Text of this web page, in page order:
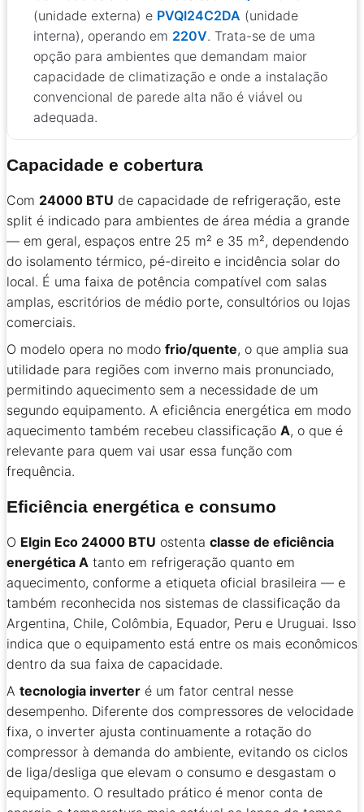
(unidade externa) e PVQI24C2DA (unidade
interna), operando em 220V. Trata-se de uma
opção para ambientes que demandam maior
capacidade de climatização e onde a instalação
convencional de parede alta não é viável ou
adequada.
Capacidade e cobertura
Com 24000 BTU de capacidade de refrigeração, este
split é indicado para ambientes de área média a grande
— em geral, espaços entre 25 m² e 35 m², dependendo
do isolamento térmico, pé-direito e incidência solar do
local. É uma faixa de potência compatível com salas
amplas, escritórios de médio porte, consultórios ou lojas
comerciais.
O modelo opera no modo frio/quente, o que amplia sua
utilidade para regiões com inverno mais pronunciado,
permitindo aquecimento sem a necessidade de um
segundo equipamento. A eficiência energética em modo
aquecimento também recebeu classificação A, o que é
relevante para quem vai usar essa função com
frequência.
Eficiência energética e consumo
O Elgin Eco 24000 BTU ostenta classe de eficiência
energética A tanto em refrigeração quanto em
aquecimento, conforme a etiqueta oficial brasileira — e
também reconhecida nos sistemas de classificação da
Argentina, Chile, Colômbia, Equador, Peru e Uruguai. Isso
indica que o equipamento está entre os mais econômicos
dentro da sua faixa de capacidade.
A tecnologia inverter é um fator central nesse
desempenho. Diferente dos compressores de velocidade
fixa, o inverter ajusta continuamente a rotação do
compressor à demanda do ambiente, evitando os ciclos
de liga/desliga que elevam o consumo e desgastam o
equipamento. O resultado prático é menor conta de